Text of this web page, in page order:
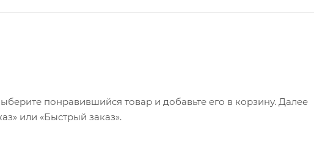
понравившийся товар и добавьте его в корзину. Далее
или «Быстрый заказ».